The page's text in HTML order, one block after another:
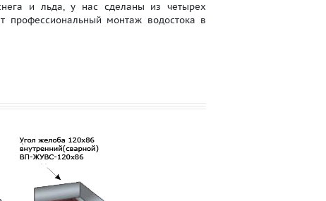
и льда, у нас сделаны из четырех
профессиональный монтаж водостока в